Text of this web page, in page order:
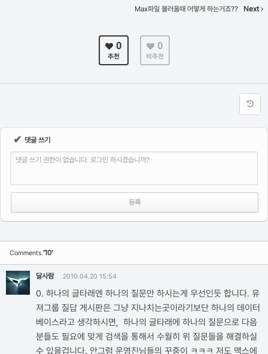
Max파일 불러올때 어떻게 하는거죠?? Next
0
추천
0
비추천
✔ 댓글 쓰기
댓글 쓰기 권한이 없습니다. 로그인 하시겠습니까?
Comments '10'
달사람 2010.04.20 15:54
0. 하나의 글타래엔 하나의 질문만 하시는게 우선인듯 합니다. 유
져그룹 질답 게시판은 그냥 지나치는곳이라기보단 하나의 데이터
베이스라고 생각하시면, 하나의 글타래에 하나의 질문으로 다음
분들도 필요에 맞게 검색을 통해서 수월히 위 질문들을 해결하실
수 있을겁니다. 안그럼 운영진님들의 꾸중이 ㅋㅋㅋ 저도 맥스에